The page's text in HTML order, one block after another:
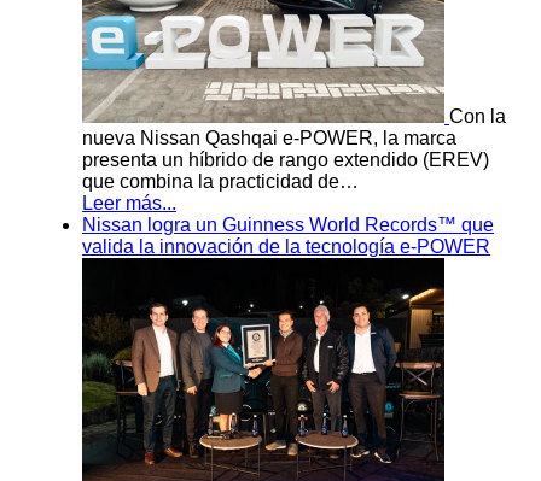
Con la
nueva Nissan Qashqai e-POWER, la marca
presenta un híbrido de rango extendido (EREV)
que combina la practicidad de…
Leer más...
Nissan logra un Guinness World Records™ que
valida la innovación de la tecnología e-POWER